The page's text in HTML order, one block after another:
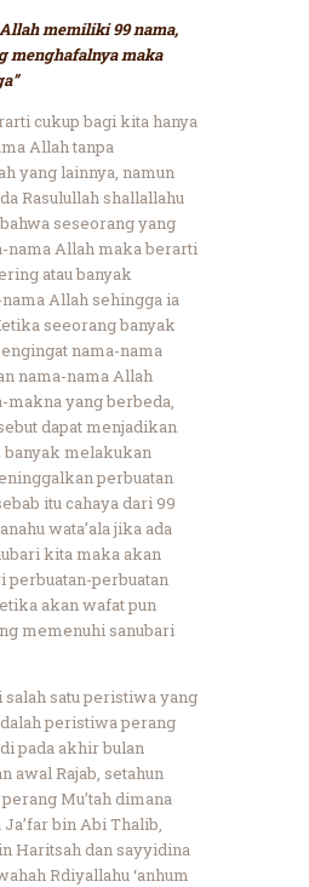
memiliki 99 nama,
menghafalnya maka
cukup bagi kita hanya
Allah tanpa
yang lainnya, namun
Rasulullah shallallahu
seseorang yang
nama Allah maka berarti
atau banyak
Allah sehingga ia
seeorang banyak
nama-nama
nama-nama Allah
yang berbeda,
dapat menjadikan
banyak melakukan
perbuatan
itu cahaya dari 99
wata’ala jika ada
kita maka akan
perbuatan-perbuatan
akan wafat pun
memenuhi sanubari
salah satu peristiwa yang
peristiwa perang
pada akhir bulan
awal Rajab, setahun
Mu’tah dimana
bin Abi Thalib,
Haritsah dan sayyidina
Rdiyallahu ‘anhum